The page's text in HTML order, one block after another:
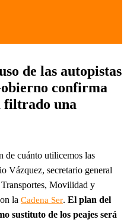
de las autopistas
confirma
filtrado una
de cuánto utilicemos las
Vázquez, secretario general
Movilidad y
la Cadena Ser. El plan del
sustituto de los peajes será